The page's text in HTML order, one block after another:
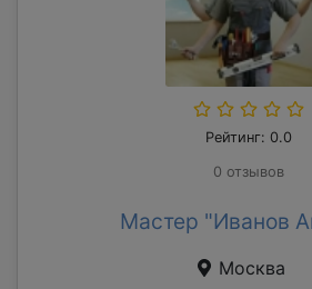
Рейтинг: 0.0
0 отзывов
Мастер "Иванов
Москва